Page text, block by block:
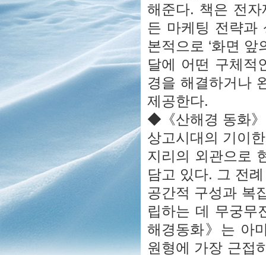
해준다. 책은 전
든 마케팅 전략과
본적으로 ‘화면
달에 어떤 구체적
경을 해결하거나
제공한다.
◆《산해경 동화》
상고시대의 기이
지리의 외관으로
담고 있다. 그 전
공간적 구성과 복
립하는 데 무궁무
해경동화》는 아
원형에 가장 근접